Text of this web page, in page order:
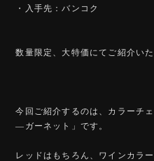
・入手先：バンコク
数量限定、大特価にてご紹介いた
今回ご紹介するのは、カラーチ
―ガーネット」です。
レッドはもちろん、ワインカラ